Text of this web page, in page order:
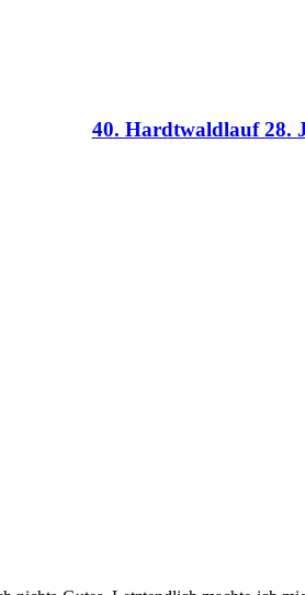
40. Hardtwaldlauf 28.